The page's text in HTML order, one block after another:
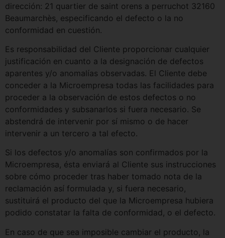
dirección: 21 quartier de saint orens a perruchot 32160
Beaumarchès, especificando el defecto o la no
conformidad en cuestión.
Es responsabilidad del Cliente proporcionar cualquier
justificación en cuanto a la designación de defectos
aparentes y/o anomalías observadas. El Cliente debe
conceder a la Microempresa todas las facilidades para
proceder a la observación de estos defectos o no
conformidades y subsanarlos si fuera necesario. Se
abstendrá de intervenir por sí mismo o de hacer
intervenir a un tercero a tal efecto.
Si los defectos y/o anomalías son confirmados por la
Microempresa, ésta enviará al Cliente sus instrucciones
sobre cómo proceder tras haber tomado nota de la
reclamación así formulada y, si fuera necesario,
sustituirá el producto del que la Microempresa hubiera
podido constatar la falta de conformidad, o el defecto.
En caso de que sea imposible cambiar el producto, la